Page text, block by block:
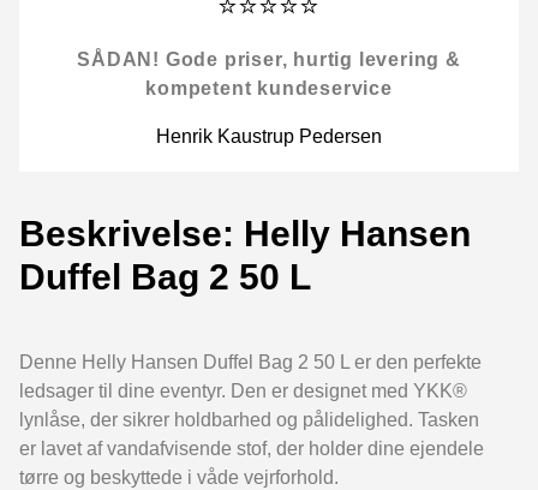
⭐⭐⭐⭐⭐
SÅDAN! Gode priser, hurtig levering &
kompetent kundeservice
Henrik Kaustrup Pedersen
Beskrivelse: Helly Hansen
Duffel Bag 2 50 L
Denne Helly Hansen Duffel Bag 2 50 L er den perfekte
ledsager til dine eventyr. Den er designet med YKK®
lynlåse, der sikrer holdbarhed og pålidelighed. Tasken
er lavet af vandafvisende stof, der holder dine ejendele
tørre og beskyttede i våde vejrforhold.